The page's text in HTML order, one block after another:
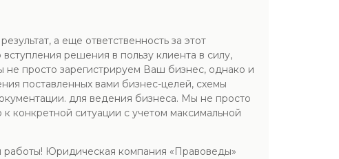
а еще ответственность за этот
решения в пользу клиента в силу,
просто зарегистрируем Ваш бизнес, однако и
поставленных вами бизнес-целей, схемы
для ведения бизнеса. Мы не просто
ситуации с учетом максимальной
работы! Юридическая компания «Правоведы»